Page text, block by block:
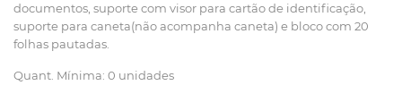
documentos, suporte com visor para cartão de identificação,
suporte para caneta(não acompanha caneta) e bloco com 20
folhas pautadas.
Quant. Mínima: 0 unidades